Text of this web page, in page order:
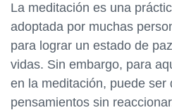
La meditación es una
adoptada por muchas
para lograr un estado de
vidas. Sin embargo, para
en la meditación, puede ser
pensamientos sin